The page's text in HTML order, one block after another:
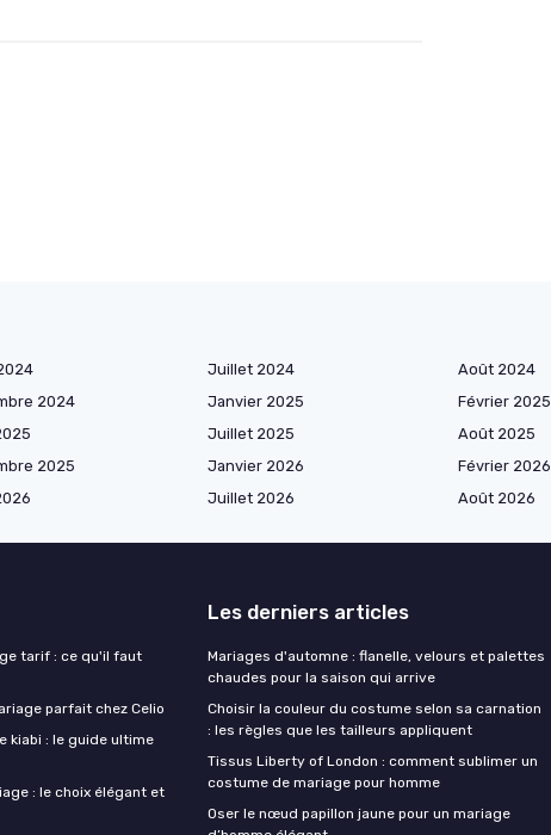
Juillet 2024 Août 2024
2024 Janvier 2025 Février 2025
Juillet 2025 Août 2025
2025 Janvier 2026 Février 2026
Juillet 2026 Août 2026
tarif : ce qu'il faut
parfait chez Celio
kiabi : le guide ultime
: le choix élégant et
Les derniers articles
Mariages d'automne : flanelle, velours et palettes
chaudes pour la saison qui arrive
Choisir la couleur du costume selon sa carnation
: les règles que les tailleurs appliquent
Tissus Liberty of London : comment sublimer un
costume de mariage pour homme
Oser le nœud papillon jaune pour un mariage